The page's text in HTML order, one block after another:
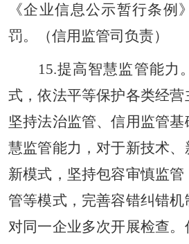
《企业信息公示暂行条例
罚。（信用监管司负责）
15.提高智慧监管能力
式，依法平等保护各类经
坚持法治监管、信用监管
慧监管能力，对于新技术、
新模式，坚持包容审慎监
管等模式，完善容错纠错
对同一企业多次开展检查